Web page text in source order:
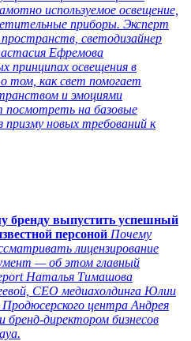
используемое освещение,
приборы. Эксперт
светодизайнер
Ефремова
принципах освещения в
том, как свет помогает
и эмоциями
на базовые
призму новых требований к
бренду выпустить успешный
персоной Почему
лицензирование
— об этом главный
Наталья Тимашова
СЕО медиахолдинга Юлии
центра Андрея
бренд-директором бизнесов